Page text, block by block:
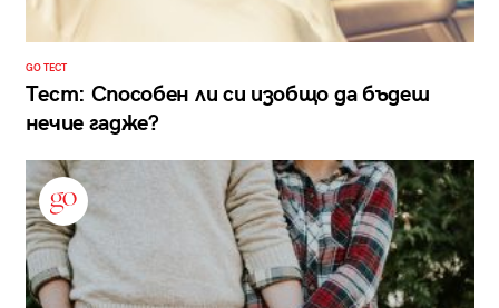
GO ТЕСТ
Тест: Способен ли си изобщо да бъдеш
нечие гадже?